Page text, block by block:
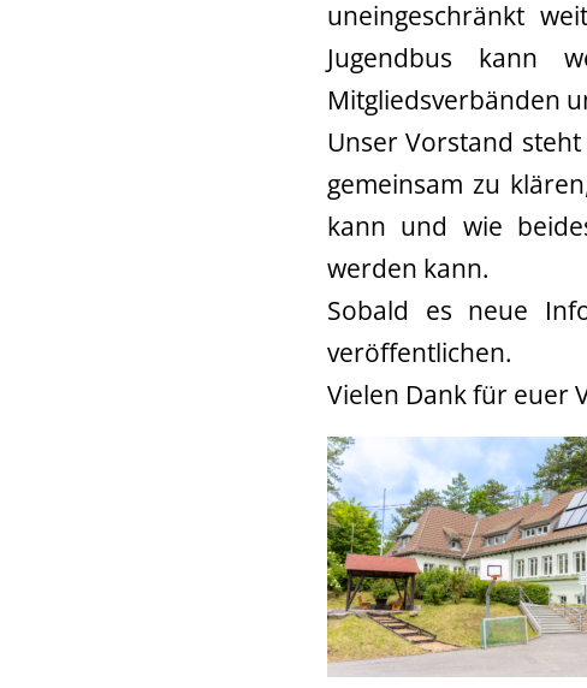
uneingeschränkt
Jugendbus kann
Mitgliedsverbänden
Unser Vorstand
gemeinsam zu
kann und wie
werden kann.
Sobald es neue
veröffentlichen.
Vielen Dank für euer